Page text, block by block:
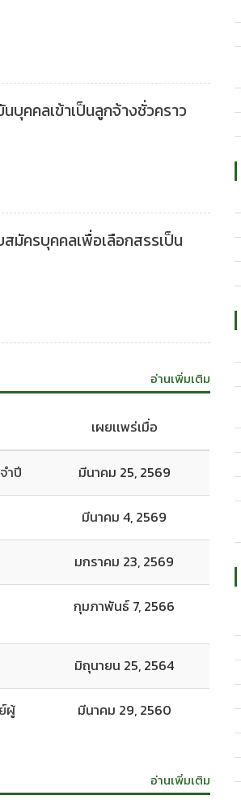
บุคคลเข้าเป็นลูกจ้างชั่วคราว
มัครบุคคลเพื่อเลือกสรรเป็น
อ่านเพิ่มเติม
เผยเเพร่เมื่อ
ำปี มีนาคม 25, 2569
มีนาคม 4, 2569
มกราคม 23, 2569
กุมภาพันธ์ 7, 2566
มิถุนายน 25, 2564
ผู้ มีนาคม 29, 2560
อ่านเพิ่มเติม